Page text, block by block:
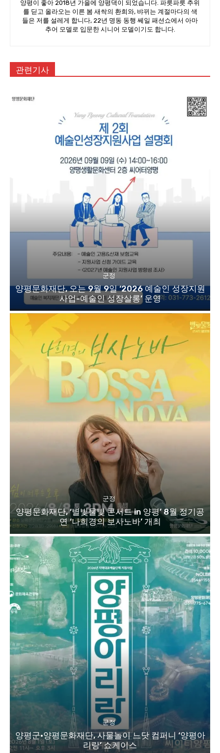
양평이 좋아 2018년 가을에 양평댁이 되었습니다. 파릇파릇 추위
를 딛고 올라오는 이른 봄 새싹의 환희와, 뱌뀌는 계절마다의 색
들은 저를 설레게 합니다, 22년 명동 동행 쎄일 패션쇼에서 아마
추어 모델로 입문한 시니어 모델이기도 합니다.
관련기사
군정
양평문화재단, 오는 9월 9일 ‘2026 예술인 성장지원
사업-예술인 성장살롱’ 운영
군정
양평문화재단, ‘별빛물빛 콘서트 in 양평’ 8월 정기공
연 ‘나희경의 보사노바’ 개최
군정
양평군·양평문화재단, 사물놀이 느닷 컴퍼니 ‘양평아
리랑’ 쇼케이스